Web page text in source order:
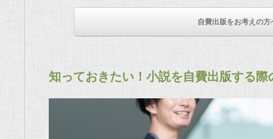
自費出版をお考えの方
知っておきたい！小説を自費出版する際